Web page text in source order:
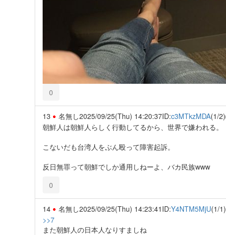
0
13 名無し2025/09/25(Thu) 14:20:37ID:c3MTkzMDA(1/2)
朝鮮人は朝鮮人らしく行動してるから、世界で嫌われる。
こないだも台湾人をぶん殴って障害起訴。
反日無罪って朝鮮でしか通用しねーよ、バカ民族www
0
14 名無し2025/09/25(Thu) 14:23:41 ID:Y4NTM5MjU(1/1)
>>7
また朝鮮人の日本人なりすましね